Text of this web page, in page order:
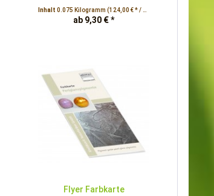
Inhalt 0.075 Kilogramm (124,00 € * / 1 Kilogramm)
ab 9,30 € *
Flyer Farbkarte